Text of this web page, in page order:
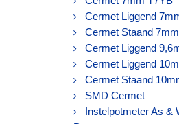
Cermet Liggend
Cermet Staand 7mm
Cermet Liggend
Cermet Liggend
Cermet Staand
SMD Cermet
Instelpotmeter As &